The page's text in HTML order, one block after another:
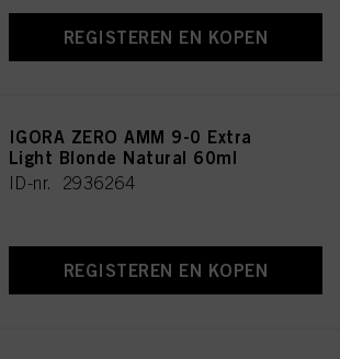
REGISTEREN EN KOPEN
IGORA ZERO AMM 9-0 Extra
Light Blonde Natural 60ml
ID-nr. 2936264
REGISTEREN EN KOPEN